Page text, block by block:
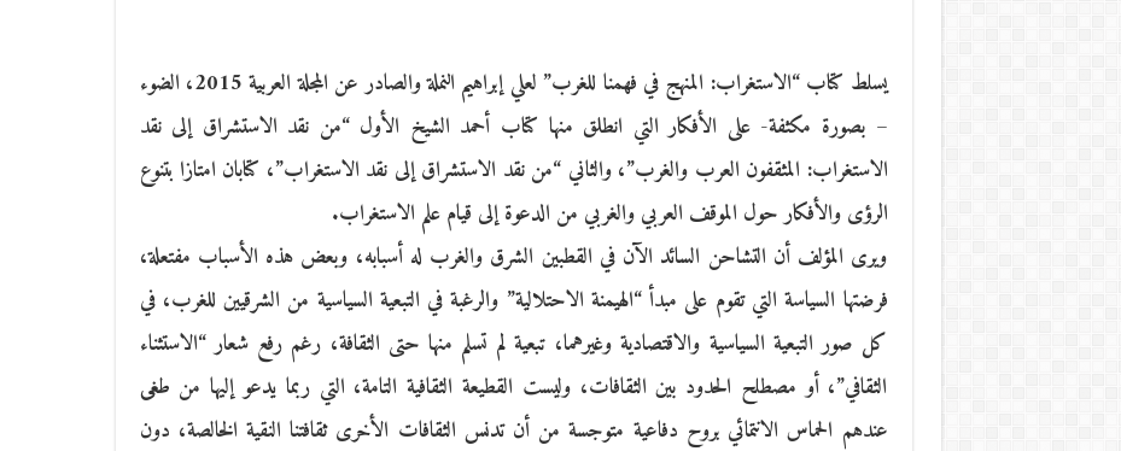
يسلط كتاب “الاستغراب: المنهج في فهمنا للغرب” لعلي إبراهيم النملة والصادر عن المجلة العربية 2015، الضوء
– بصورة مكثفة- على الأفكار التي انطلق منها كتاب أحمد الشيخ الأول “من نقد الاستشراق إلى نقد
الاستغراب: المثقفون العرب والغرب”، والثاني “من نقد الاستشراق إلى نقد الاستغراب”، كتابان امتازا بتنوع
الرؤى والأفكار حول الموقف العربي والغربي من الدعوة إلى قيام علم الاستغراب.
ويرى المؤلف أن التشاحن السائد الآن في القطبين الشرق والغرب له أسبابه، وبعض هذه الأسباب مفتعلة،
فرضتها السياسة التي تقوم على مبدأ “الهيمنة الاحتلالية” والرغبة في التبعية السياسية من الشرقيين للغرب، في
كل صور التبعية السياسية والاقتصادية وغيرهما، تبعية لم تسلم منها حتى الثقافة، رغم رفع شعار “الاستثناء
الثقافي”، أو مصطلح الحدود بين الثقافات، وليست القطيعة الثقافية التامة، التي ربما يدعو إليها من طغى
عندهم الحماس الانتمائي بروح دفاعية متوجسة من أن تدنس الثقافات الأخرى ثقافتنا النقية الخالصة، دون